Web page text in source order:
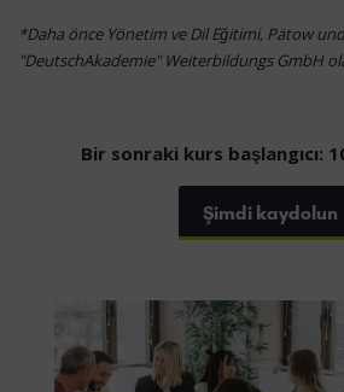
*Daha önce Yönetim ve Dil Eğitimi, Pätow
"DeutschAkademie" Weiterbildungs GmbH
Bir sonraki kurs başlangıcı:
Şimdi kaydolun